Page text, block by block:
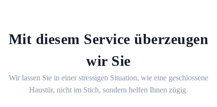
Mit diesem Service überzeugen
wir Sie
Wir lassen Sie in einer stressigen Situation, wie eine geschlossene
Haustür, nicht im Stich, sondern helfen Ihnen zügig.